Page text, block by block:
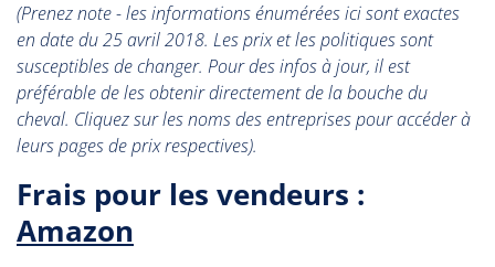
(Prenez note - les informations énumérées ici sont exactes
en date du 25 avril 2018. Les prix et les politiques sont
susceptibles de changer. Pour des infos à jour, il est
préférable de les obtenir directement de la bouche du
cheval. Cliquez sur les noms des entreprises pour accéder à
leurs pages de prix respectives).
Frais pour les vendeurs :
Amazon